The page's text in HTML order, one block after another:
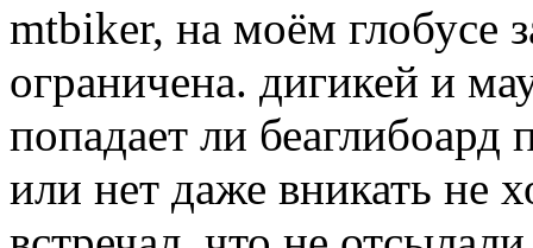
mtbiker, на моём глобусе
ограничена. дигикей и
попадает ли беаглибоард
или нет даже вникать не